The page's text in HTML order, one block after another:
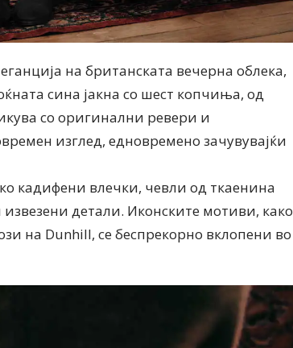
на британската вечерна облека,
сина јакна со шест копчиња, од
со оригинални ревери и
изглед, едновремено зачувувајќи
кадифени влечки, чевли од ткаенина
детали. Иконските мотиви, како
на Dunhill, се беспрекорно вклопени во